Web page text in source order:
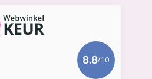
8.8/10